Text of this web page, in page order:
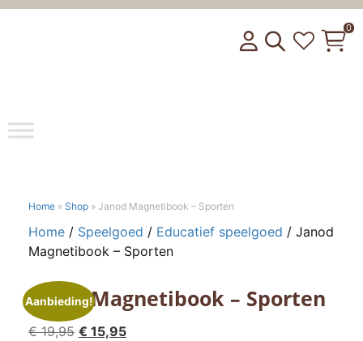
Toggle
0
Home » Shop » Janod Magnetibook – Sporten
Home / Speelgoed / Educatief speelgoed / Janod
Magnetibook – Sporten
Aanbieding!
Janod Magnetibook – Sporten
€19,95 Oorspronkelijke
€ 15,95Huidige